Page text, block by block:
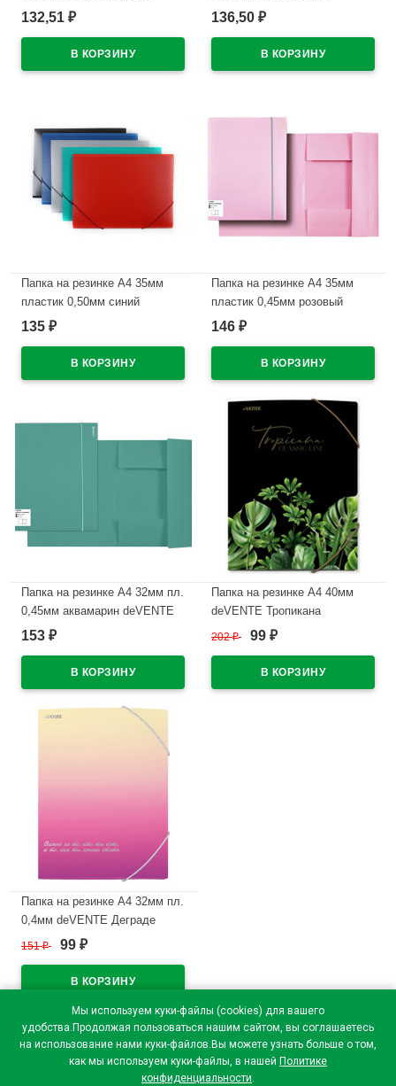
Мы используем куки-файлы (cookies) для вашего
удобства.Продолжая пользоваться нашим сайтом, вы соглашаетесь
на использование нами куки-файлов.Вы можете узнать больше о том,
как мы используем куки-файлы, в нашей Политике
конфиденциальности.
Attomex арт.3070400 (Ст.)
132,51 ₽
Attomex арт.3070403 (Ст.)
136,50 ₽
Папка на резинке А4 35мм
пластик 0,50мм синий
Attomex арт.А4161-51 (Ст.50)
135 ₽
Папка на резинке А4 35мм
пластик 0,45мм розовый
deVENTE Пастель (Pastel)
146 ₽
Папка на резинке А4 32мм пл.
0,45мм аквамарин deVENTE
Маранди (Marandi)
153 ₽
Папка на резинке А4 40мм
deVENTE Тропикана
(Tropicana) арт.3070228
202₽ 99 ₽
Папка на резинке А4 32мм пл.
0,4мм deVENTE Деграде
(Degrade) арт.3070310 (Ст.12)
151₽ 99 ₽